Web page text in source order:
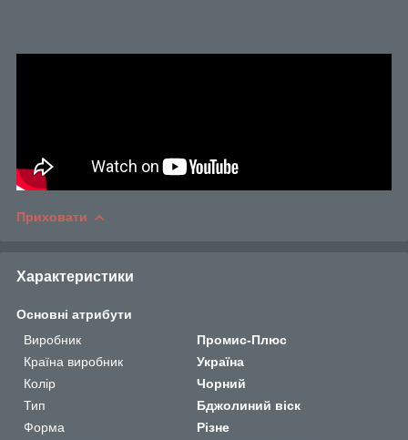
Приховати
Характеристики
Основні атрибути
Виробник
Промис-Плюс
Країна виробник
Україна
Колір
Чорний
Тип
Бджолиний віск
Форма
Різне